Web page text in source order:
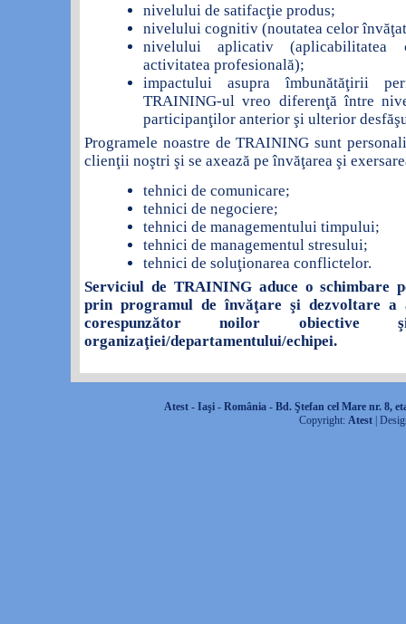
nivelului de satifacţie produs;
nivelului cognitiv (noutatea celor
nivelului aplicativ
activitatea profesională);
impactului asupra îmbunătăţirii
TRAINING-ul vreo diferenţă între
participanţilor anterior şi ulterior
Programele noastre de TRAINING sunt
clienţii noştri şi se axează pe învăţarea şi
tehnici de comunicare;
tehnici de negociere;
tehnici de managementului timpului;
tehnici de managementul stresului;
tehnici de soluţionarea conflictelor.
Serviciul de TRAINING aduce o schimbare
prin programul de învăţare şi dezvoltare
corespunzător noilor
organizaţiei/departamentului/echipei.
Atest - Iaşi - România - Bd. Ştefan cel Mare nr. 8,
Copyright: Atest|